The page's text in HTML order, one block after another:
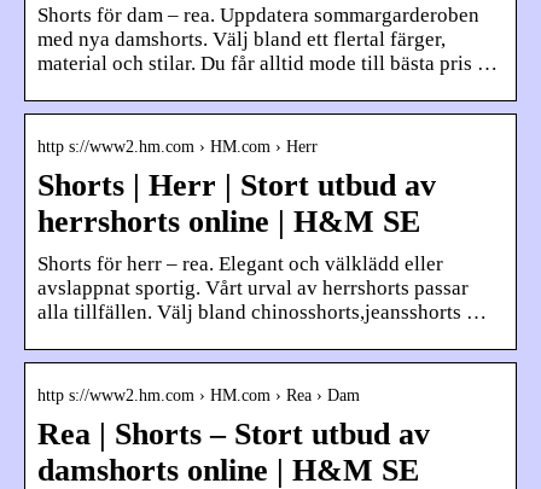
Shorts för dam – rea. Uppdatera sommargarderoben
med nya damshorts. Välj bland ett flertal färger,
material och stilar. Du får alltid mode till bästa pris …
http s://www2.hm.com › HM.com › Herr
Shorts | Herr | Stort utbud av
herrshorts online | H&M SE
Shorts för herr – rea. Elegant och välklädd eller
avslappnat sportig. Vårt urval av herrshorts passar
alla tillfällen. Välj bland chinosshorts,jeansshorts …
http s://www2.hm.com › HM.com › Rea › Dam
Rea | Shorts – Stort utbud av
damshorts online | H&M SE